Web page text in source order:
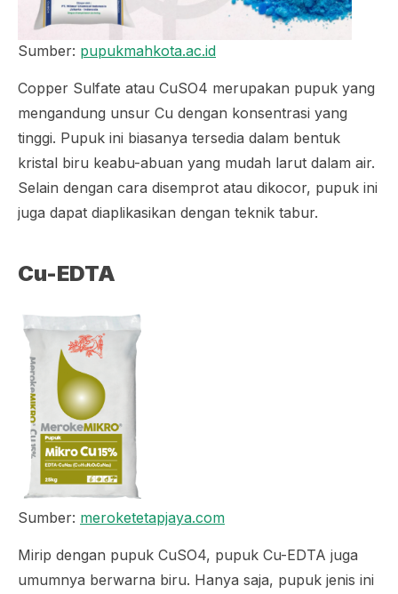
Sumber: pupukmahkota.ac.id
Copper Sulfate atau CuSO4 merupakan pupuk yang
mengandung unsur Cu dengan konsentrasi yang
tinggi. Pupuk ini biasanya tersedia dalam bentuk
kristal biru keabu-abuan yang mudah larut dalam air.
Selain dengan cara disemprot atau dikocor, pupuk ini
juga dapat diaplikasikan dengan teknik tabur.
Cu-EDTA
Sumber: meroketetapjaya.com
Mirip dengan pupuk CuSO4, pupuk Cu-EDTA juga
umumnya berwarna biru. Hanya saja, pupuk jenis ini